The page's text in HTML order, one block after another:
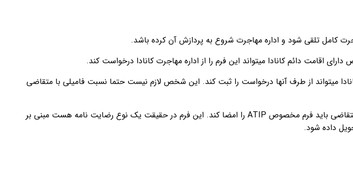
کامل تلقی شود و اداره مهاجرت شروع به پردازش آن کرده باشد.
اقامت دائم کانادا میتواند این فرم را از اداره مهاجرت کانادا درخواست کند.
میتواند از طرف آنها درخواست را ثبت کند. این شخص لازم نیست حتما نسبت فامیلی با متقاضی
تنها کاری که لازم است برای دریافت نوت آفیسر از طرف شخص متقاضی انجام شود این است که متقاضی باید فرم مخصوص ATIP را امضا کند. این فرم در حقیقت یک نوع رضایت نامه هست مبنی بر